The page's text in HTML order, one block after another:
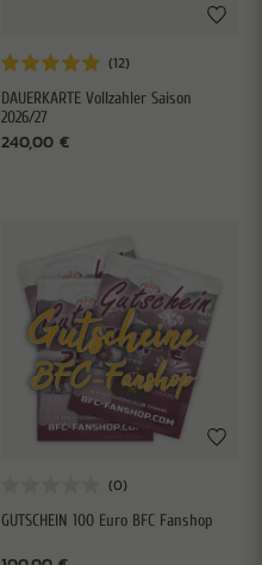
DAUERKARTE Vollzahler Saison
2026/27
240,00 €
GUTSCHEIN 100 Euro BFC Fanshop